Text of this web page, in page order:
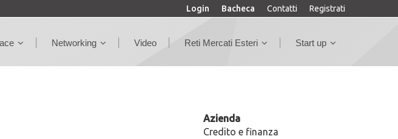
Login Bacheca Contatti Registrati
Networking Video Reti Mercati Esteri Start up
Azienda
Credito e finanza